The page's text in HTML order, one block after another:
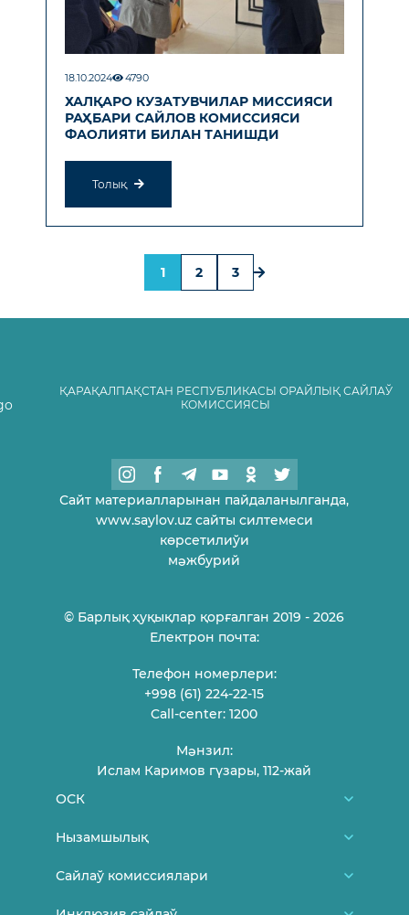
18.10.2024 4790
ХАЛҚАРО КУЗАТУВЧИЛАР МИССИЯСИ
РАҲБАРИ САЙЛОВ КОМИССИЯСИ
ФАОЛИЯТИ БИЛАН ТАНИШДИ
Толық
1 2 3
ҚАРАҚАЛПАҚСТАН РЕСПУБЛИКАСЫ ОРАЙЛЫҚ САЙЛАЎ
КОМИССИЯСЫ
Сайт материалларынан пайдаланылганда,
www.saylov.uz сайты силтемеси
көрсетилиўи
мəжбурий
© Барлық ҳуқықлар қорғалган 2019 - 2026
Електрон почта:
Телефон номерлери:
+998 (61) 224-22-15
Call-center: 1200
Мəнзил:
Ислам Каримов гүзары, 112-жай
ОСК
Биз туўралы
Нызамшылық
Өзбекстан Республикасы Конститусиясы
Сайлаў комиссиялари
Районлық, қалалық сайлаў комиссиялары